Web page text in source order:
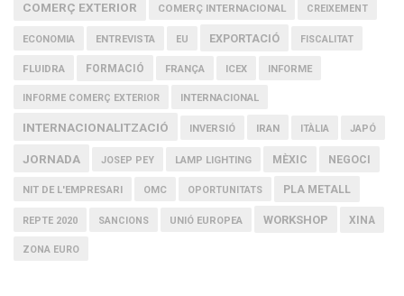
COMERÇ EXTERIOR COMERÇ INTERNACIONAL CREIXEMENT
ECONOMIA ENTREVISTA EU EXPORTACIÓ FISCALITAT
FLUIDRA FORMACIÓ FRANÇA ICEX INFORME
INFORME COMERÇ EXTERIOR INTERNACIONAL
INTERNACIONALITZACIÓ INVERSIÓ IRAN ITÀLIA JAPÓ
JORNADA JOSEP PEY LAMP LIGHTING MÈXIC NEGOCI
NIT DE L'EMPRESARI OMC OPORTUNITATS PLA METALL
REPTE 2020 SANCIONS UNIÓ EUROPEA WORKSHOP XINA
ZONA EURO